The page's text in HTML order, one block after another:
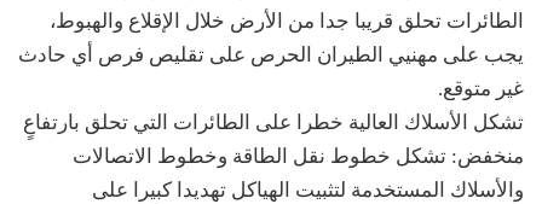
الطائرات تحلق قريبا جدا من الأرض خلال الإقلاع والهبوط،
يجب على مهنيي الطيران الحرص على تقليص فرص أي حادث
غير متوقع.
تشكل الأسلاك العالية خطرا على الطائرات التي تحلق بارتفاعٍ
منخفض: تشكل خطوط نقل الطاقة وخطوط الاتصالات
والأسلاك المستخدمة لتثبيت الهياكل تهديدا كبيرا على